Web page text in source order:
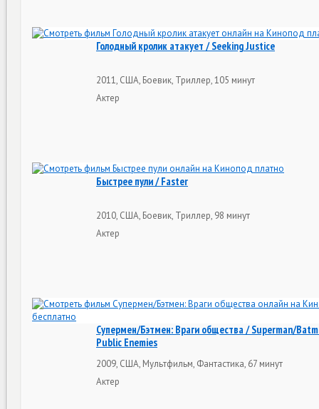
Голодный кролик атакует / Seeking Justice
2011, США, Боевик, Триллер, 105 минут
Актер
Быстрее пули / Faster
2010, США, Боевик, Триллер, 98 минут
Актер
Супермен/Бэтмен: Враги общества / Superman/
Public Enemies
2009, США, Мультфильм, Фантастика, 67 минут
Актер